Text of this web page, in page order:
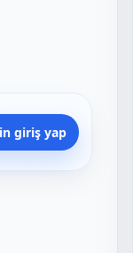
giriş yap